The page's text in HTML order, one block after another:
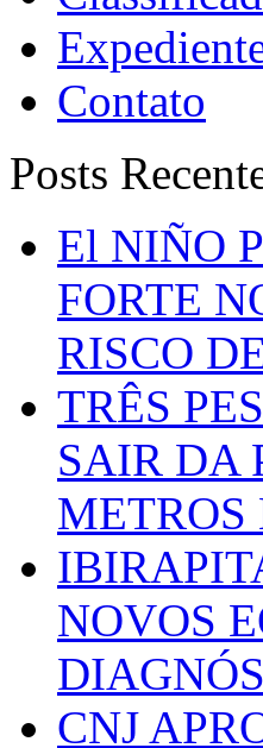
Contato
Posts
El NIÑO
FORTE
RISCO
TRÊS
SAIR DA
METROS
NOVOS
CNJ